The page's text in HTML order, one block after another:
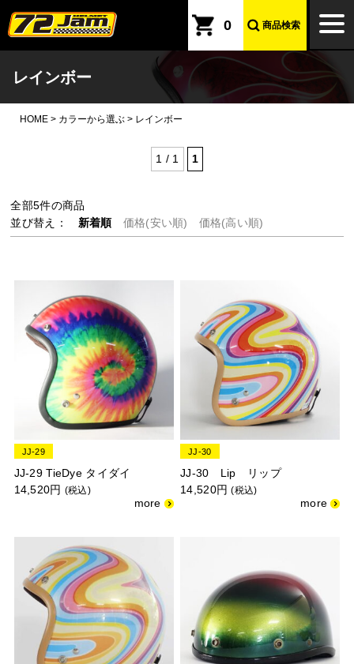
本文へ
0 商品検索
レインボー
HOME > カラーから選ぶ > レインボー
1 / 1 1
全部5件の商品
並び替え：
新着順 価格(安い順) 価格(高い順)
JJ-29
JJ-29 TieDye タイダイ
14,520円 (税込)
JJ-30
JJ-30 Lip リップ
14,520円(税込)